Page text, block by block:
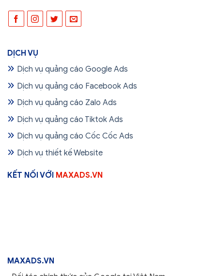
DỊCH VỤ
Dịch vụ quảng cáo Google Ads
Dịch vụ quảng cáo Facebook Ads
Dịch vụ quảng cáo Zalo Ads
Dịch vụ quảng cáo Tiktok Ads
Dịch vụ quảng cáo Cốc Cốc Ads
Dịch vụ thiết kế Website
KẾT NỐI VỚI MAXADS.VN
MAXADS.VN